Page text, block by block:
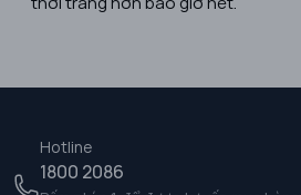
Hotline
1800 2086